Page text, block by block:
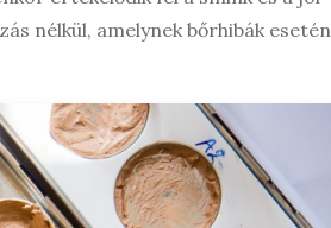
nélkül, amelynek bőrhibák esetén